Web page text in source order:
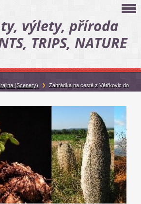
výlety, příroda
TRIPS, NATURE
(Scenery)
Zahrádka na cestě z Větřkovic do